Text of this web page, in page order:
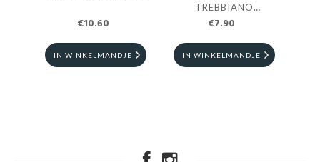
€10.60
IN WINKELMANDJE
TREBBIANO
D'ABRUZZO
€7.90
IN WINKELMANDJE